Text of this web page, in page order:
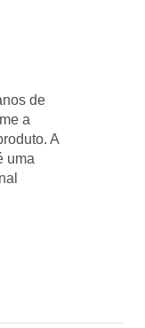
de
a
A
uma